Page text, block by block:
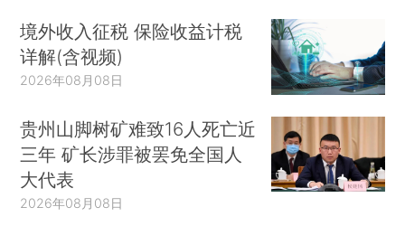
境外收入征税 保险收益计税
详解(含视频)
2026年08月08日
贵州山脚树矿难致16人死亡近
三年 矿长涉罪被罢免全国人
大代表
2026年08月08日